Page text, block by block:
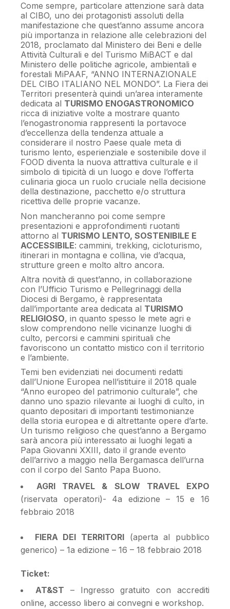
Come sempre, particolare attenzione sarà data
al CIBO, uno dei protagonisti assoluti della
manifestazione che quest’anno assume ancora
più importanza in relazione alle celebrazioni del
2018, proclamato dal Ministero dei Beni e delle
Attività Culturali e del Turismo MiBACT e dal
Ministero delle politiche agricole, ambientali e
forestali MiPAAF, “ANNO INTERNAZIONALE
DEL CIBO ITALIANO NEL MONDO”. La Fiera dei
Territori presenterà quindi un’area interamente
dedicata al TURISMO ENOGASTRONOMICO
ricca di iniziative volte a mostrare quanto
l’enogastronomia rappresenti la portavoce
d’eccellenza della tendenza attuale a
considerare il nostro Paese quale meta di
turismo lento, esperienziale e sostenibile dove il
FOOD diventa la nuova attrattiva culturale e il
simbolo di tipicità di un luogo e dove l’offerta
culinaria gioca un ruolo cruciale nella decisione
della destinazione, pacchetto e/o struttura
ricettiva delle proprie vacanze.
Non mancheranno poi come sempre
presentazioni e approfondimenti ruotanti
attorno al TURISMO LENTO, SOSTENIBILE E
ACCESSIBILE: cammini, trekking, cicloturismo,
itinerari in montagna e collina, vie d’acqua,
strutture green e molto altro ancora.
Altra novità di quest’anno, in collaborazione
con l’Ufficio Turismo e Pellegrinaggi della
Diocesi di Bergamo, è rappresentata
dall’importante area dedicata al TURISMO
RELIGIOSO, in quanto spesso le mete agri e
slow comprendono nelle vicinanze luoghi di
culto, percorsi e cammini spirituali che
favoriscono un contatto mistico con il territorio
e l’ambiente.
Temi ben evidenziati nei documenti redatti
dall’Unione Europea nell’istituire il 2018 quale
“Anno europeo del patrimonio culturale”, che
danno uno spazio rilevante ai luoghi di culto, in
quanto depositari di importanti testimonianze
della storia europea e di altrettante opere d’arte.
Un turismo religioso che quest’anno a Bergamo
sarà ancora più interessato ai luoghi legati a
Papa Giovanni XXIII, dato il grande evento
dell’arrivo a maggio nella Bergamasca dell’urna
con il corpo del Santo Papa Buono.
AGRI TRAVEL & SLOW TRAVEL EXPO
(riservata operatori)- 4a edizione – 15 e 16
febbraio 2018
FIERA DEI TERRITORI (aperta al pubblico
generico) – 1a edizione – 16 – 18 febbraio 2018
Ticket:
AT&ST – Ingresso gratuito con accrediti
online, accesso libero ai convegni e workshop.